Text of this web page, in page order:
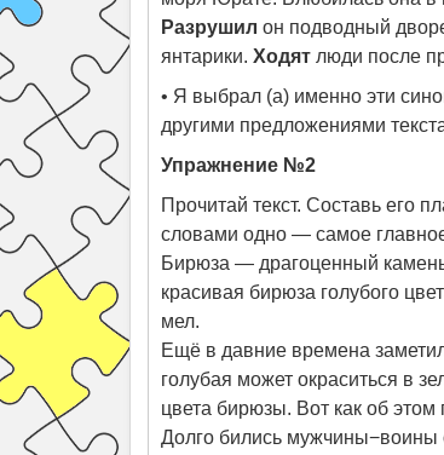
Разрушил он подводный
янтарики. Ходят люди после
• Я выбрал (а) именно эти
другими предложениями
Упражнение №2
Прочитай текст. Составь его
словами одно — самое
Бирюза — драгоценный
красивая бирюза голубого
мел.
Ещё в давние времена
голубая может окраситься в
цвета бирюзы. Вот как об этом
Долго бились мужчины−воины